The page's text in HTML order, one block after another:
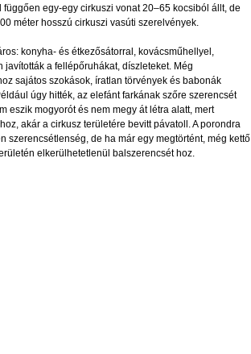
függően egy-egy cirkuszi vonat 20–65 kocsiból állt, de
méter hosszú cirkuszi vasúti szerelvények.
konyha- és étkezősátorral, kovácsműhellyel,
a fellépőruhákat, díszleteket. Még
sajátos szokások, íratlan törvények és babonák
úgy hitték, az elefánt farkának szőre szerencsét
eszik mogyorót és nem megy át létra alatt, mert
akár a cirkusz területére bevitt pávatoll. A porondra
szerencsétlenség, de ha már egy megtörtént, még kettő
elkerülhetetlenül balszerencsét hoz.